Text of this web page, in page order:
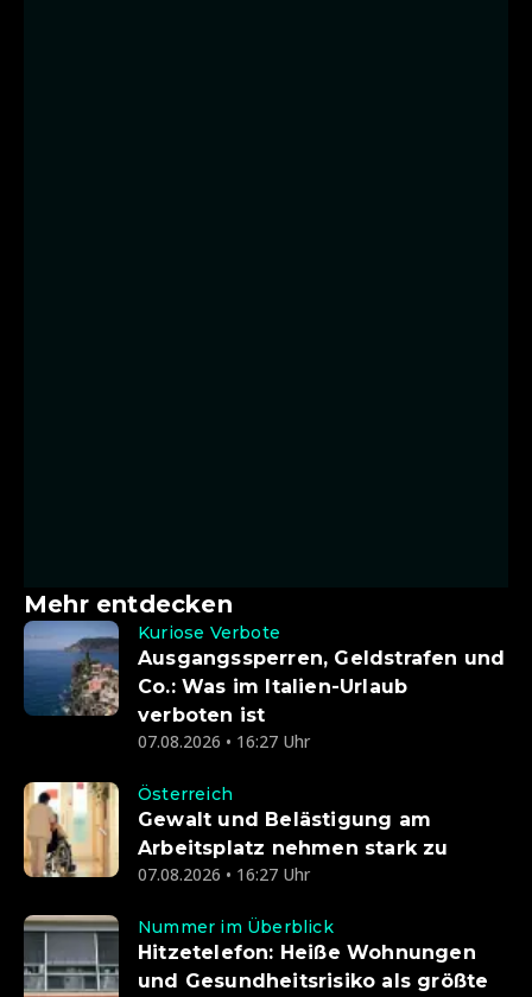
Mehr entdecken
Kuriose Verbote
Ausgangssperren, Geldstrafen und
Co.: Was im Italien-Urlaub
verboten ist
07.08.2026 • 16:27 Uhr
Österreich
Gewalt und Belästigung am
Arbeitsplatz nehmen stark zu
07.08.2026 • 16:27 Uhr
Nummer im Überblick
Hitzetelefon: Heiße Wohnungen
und Gesundheitsrisiko als größte